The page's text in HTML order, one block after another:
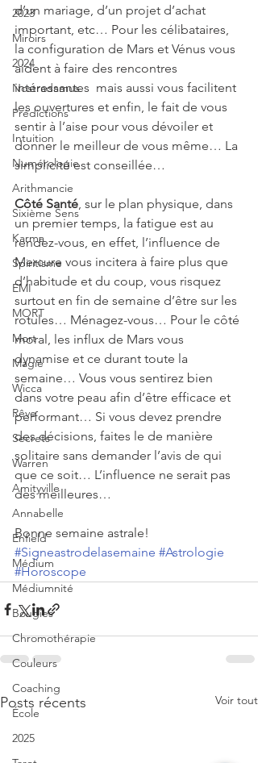
2023
Miroirs
2024
Nostradamus
Prédictions
Intuition
Numérologie
Arithmancie
Sixième Sens
Karma
Spiritisme
EMI
MORT
Mort
Magie
Wicca
Rêve
Secrets
Warren
Amityville
Annabelle
Enfield
Médium
Médiumnité
Bougies
Chromothérapie
Couleurs
Coaching
École
2025
d’un mariage, d’un projet d’achat
important, etc… Pour les célibataires,
la configuration de Mars et Vénus vous
aident à faire des rencontres
intéressantes  mais aussi vous facilitent
les ouvertures et enfin, le fait de vous
sentir à l’aise pour vous dévoiler et
donner le meilleur de vous même… La
simplicité est conseillée…
Côté Santé, sur le plan physique, dans
un premier temps, la fatigue est au
rendez-vous, en effet, l’influence de
Mercure vous incitera à faire plus que
d’habitude et du coup, vous risquez
surtout en fin de semaine d’être sur les
rotules… Ménagez-vous… Pour le côté
moral, les influx de Mars vous
dynamise et ce durant toute la
semaine… Vous vous sentirez bien
dans votre peau afin d’être efficace et
performant… Si vous devez prendre
des décisions, faites le de manière
solitaire sans demander l’avis de qui
que ce soit… L’influence ne serait pas
des meilleures…
Bonne semaine astrale!
#Signeastrodelasemaine #Astrologie
#Horoscope
Posts récents Voir tout